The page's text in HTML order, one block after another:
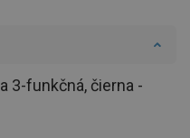
3-funkčná, čierna -